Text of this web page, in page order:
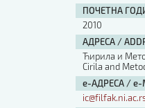
ПОЧЕТНА
2010
АДРЕСА /
Ћирила и
Cirila and
е-АДРЕСА / e-